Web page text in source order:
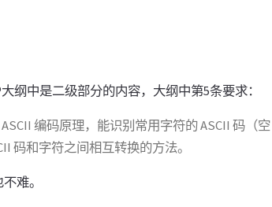
纲中是二级部分的内容，大纲中第5条要求：
编码原理，能识别常用字符的 ASCII 码（空
码和字符之间相互转换的方法。
难。